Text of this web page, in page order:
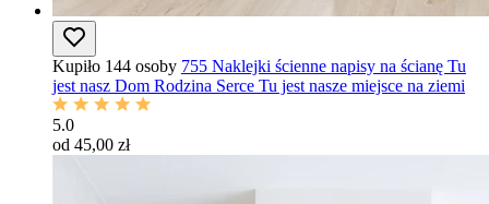
Kupiło 144 osoby 755 Naklejki ścienne napisy na ścianę Tu
jest nasz Dom Rodzina Serce Tu jest nasze miejsce na ziemi
5.0
od 45,00 zł